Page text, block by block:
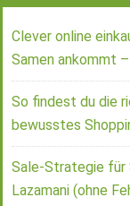
Clever online
Samen ankommt
So findest du die
bewusstes
Sale-Strategie für
Lazamani (ohne